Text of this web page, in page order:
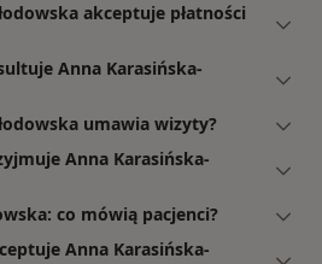
akceptuje płatności
Anna Karasińska-
umawia wizyty?
Anna Karasińska-
co mówią pacjenci?
Anna Karasińska-